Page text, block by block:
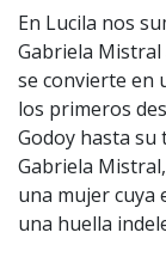
En Lucila nos
Gabriela Mistral
se convierte en
los primeros
Godoy hasta
Gabriela
una mujer cuya
una huella